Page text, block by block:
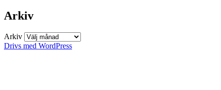
Arkiv
Arkiv
Drivs med WordPress